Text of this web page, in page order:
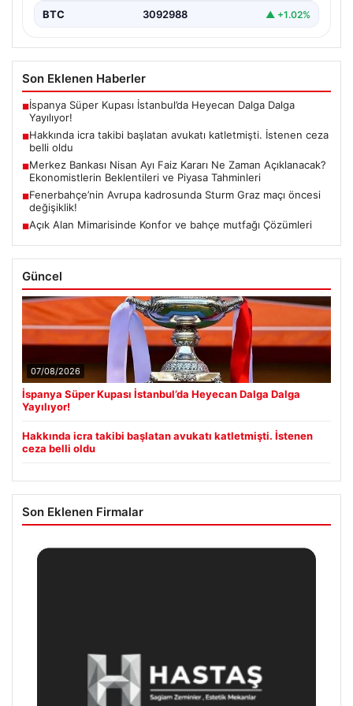
BTC 3092988 ▲ +1.02%
Son Eklenen Haberler
■İspanya Süper Kupası İstanbul’da Heyecan Dalga Dalga
Yayılıyor!
■Hakkında icra takibi başlatan avukatı katletmişti. İstenen ceza
belli oldu
■Merkez Bankası Nisan Ayı Faiz Kararı Ne Zaman Açıklanacak?
Ekonomistlerin Beklentileri ve Piyasa Tahminleri
■Fenerbahçe’nin Avrupa kadrosunda Sturm Graz maçı öncesi
değişiklik!
■Açık Alan Mimarisinde Konfor ve bahçe mutfağı Çözümleri
Güncel
07/08/2026
İspanya Süper Kupası İstanbul’da Heyecan Dalga Dalga
Yayılıyor!
Hakkında icra takibi başlatan avukatı katletmişti. İstenen
ceza belli oldu
Son Eklenen Firmalar